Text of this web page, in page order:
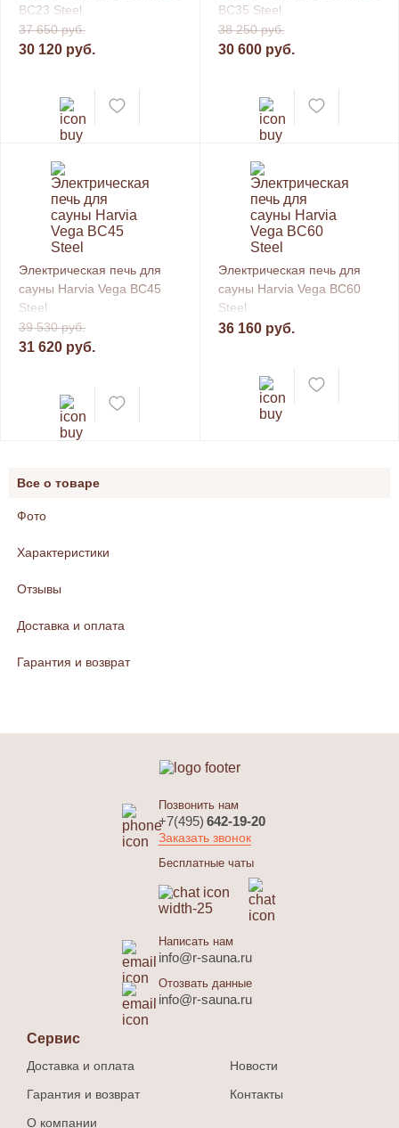
BC23 Steel
37 650 руб.
30 120 руб.
BC35 Steel
38 250 руб.
30 600 руб.
Электрическая печь для
сауны Harvia Vega BC45
Steel
39 530 руб.
31 620 руб.
Электрическая печь для
сауны Harvia Vega BC60
Steel
36 160 руб.
Все о товаре
Фото
Характеристики
Отзывы
Доставка и оплата
Гарантия и возврат
Позвонить нам
+7(495) 642-19-20
Заказать звонок
Бесплатные чаты
Написать нам
info@r-sauna.ru
Отозвать данные
info@r-sauna.ru
Сервис
Доставка и оплата
Гарантия и возврат
О компании
Новости
Контакты